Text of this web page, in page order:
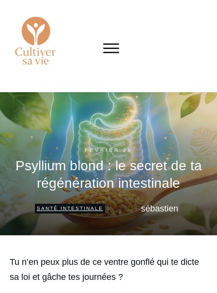
FÉVRIER 28
Psyllium blond : le secret de ta
régénération intestinale
SANTÉ INTESTINALE sébastien
Tu n’en peux plus de ce ventre gonflé qui te dicte
sa loi et gâche tes journées ?